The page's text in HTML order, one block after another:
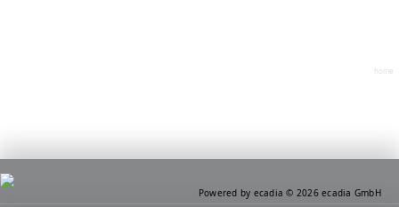
home
Powered by ecadia © 2026 ecadia GmbH